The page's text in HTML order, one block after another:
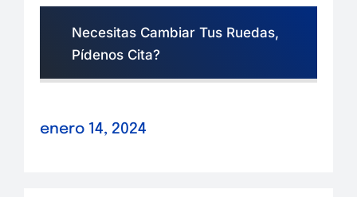
Necesitas Cambiar Tus Ruedas,
Pídenos Cita?
enero 14, 2024